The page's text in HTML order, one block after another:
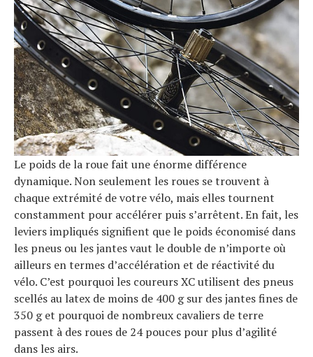
Le poids de la roue fait une énorme différence
dynamique. Non seulement les roues se trouvent à
chaque extrémité de votre vélo, mais elles tournent
constamment pour accélérer puis s’arrêtent. En fait, les
leviers impliqués signifient que le poids économisé dans
les pneus ou les jantes vaut le double de n’importe où
ailleurs en termes d’accélération et de réactivité du
vélo. C’est pourquoi les coureurs XC utilisent des pneus
scellés au latex de moins de 400 g sur des jantes fines de
350 g et pourquoi de nombreux cavaliers de terre
passent à des roues de 24 pouces pour plus d’agilité
dans les airs.